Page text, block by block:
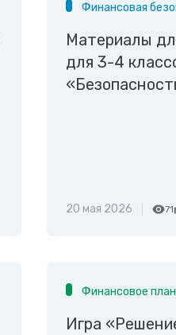
Финансовая
Материалы
для 3-4
20 мая 2026 71
Финансовое
Игра